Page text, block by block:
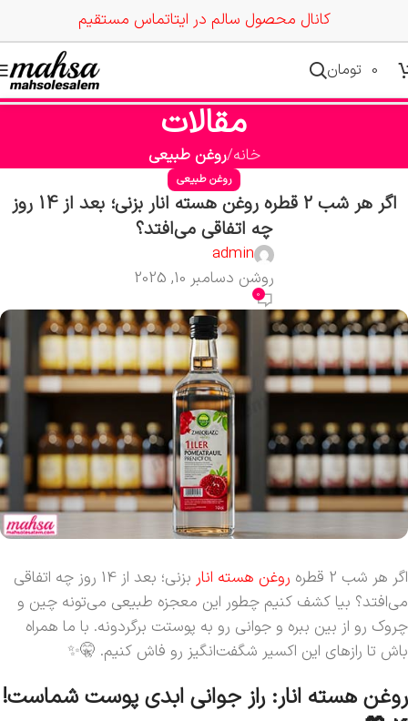
کانال محصول سالم در ایتاتماس مستقیم
0 تومان
مقالات
خانه روغن طبیعی
روغن طبیعی
اگر هر شب 2 قطره روغن هسته انار بزنی؛ بعد از 14 روز
چه اتفاقی می‌افتد؟
admin
روشن دسامبر 10, 2025
0
اگر هر شب 2 قطره روغن هسته انار
بزنی؛ بعد از 14 روز چه اتفاقی
می‌افتد؟ بیا کشف کنیم چطور این معجزه طبیعی می‌تونه چین و
چروک رو از بین ببره و جوانی رو به پوستت برگردونه. با ما همراه
باش تا رازهای این اکسیر شگفت‌انگیز رو فاش کنیم. 🤫✨
روغن هسته انار: راز جوانی ابدی پوست شماست!